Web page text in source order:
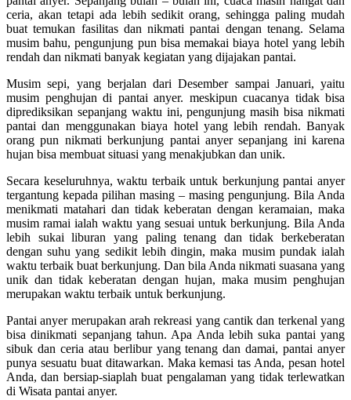
ceria, akan tetapi ada lebih sedikit orang, sehingga paling mudah
buat temukan fasilitas dan nikmati pantai dengan tenang. Selama
musim bahu, pengunjung pun bisa memakai biaya hotel yang lebih
rendah dan nikmati banyak kegiatan yang dijajakan pantai.
Musim sepi, yang berjalan dari Desember sampai Januari, yaitu
musim penghujan di pantai anyer. meskipun cuacanya tidak bisa
diprediksikan sepanjang waktu ini, pengunjung masih bisa nikmati
pantai dan menggunakan biaya hotel yang lebih rendah. Banyak
orang pun nikmati berkunjung pantai anyer sepanjang ini karena
hujan bisa membuat situasi yang menakjubkan dan unik.
Secara keseluruhnya, waktu terbaik untuk berkunjung pantai anyer
tergantung kepada pilihan masing – masing pengunjung. Bila Anda
menikmati matahari dan tidak keberatan dengan keramaian, maka
musim ramai ialah waktu yang sesuai untuk berkunjung. Bila Anda
lebih sukai liburan yang paling tenang dan tidak berkeberatan
dengan suhu yang sedikit lebih dingin, maka musim pundak ialah
waktu terbaik buat berkunjung. Dan bila Anda nikmati suasana yang
unik dan tidak keberatan dengan hujan, maka musim penghujan
merupakan waktu terbaik untuk berkunjung.
Pantai anyer merupakan arah rekreasi yang cantik dan terkenal yang
bisa dinikmati sepanjang tahun. Apa Anda lebih suka pantai yang
sibuk dan ceria atau berlibur yang tenang dan damai, pantai anyer
punya sesuatu buat ditawarkan. Maka kemasi tas Anda, pesan hotel
Anda, dan bersiap-siaplah buat pengalaman yang tidak terlewatkan
di Wisata pantai anyer.